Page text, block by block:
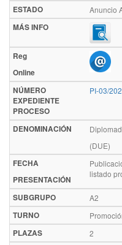
ESTADO
Anuncio
MÁS INFO
Reg
Online
NÚMERO
EXPEDIENTE
PROCESO
PI-03/
DENOMINACIÓN
(DUE)
FECHA
PRESENTACIÓN
listado
SUBGRUPO
A2
TURNO
PLAZAS
2